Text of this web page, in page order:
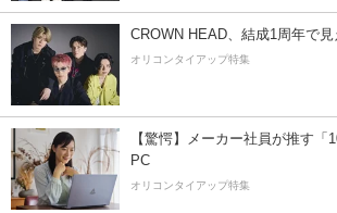
CROWN HEAD、結成1周年で見
オリコンタイアップ特集
【驚愕】メーカー社員が推す「
PC
オリコンタイアップ特集